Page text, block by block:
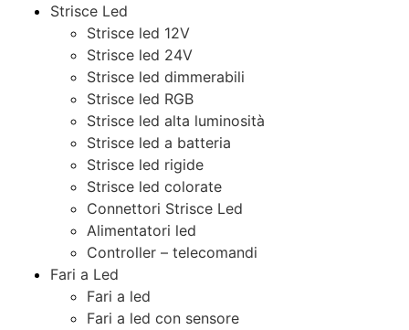
Strisce Led
Strisce led 12V
Strisce led 24V
Strisce led dimmerabili
Strisce led RGB
Strisce led alta luminosità
Strisce led a batteria
Strisce led rigide
Strisce led colorate
Connettori Strisce Led
Alimentatori led
Controller – telecomandi
Fari a Led
Fari a led
Fari a led con sensore